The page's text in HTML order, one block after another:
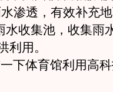
渗透，有效补充
水收集池，收集雨
利用。
体育馆利用高科